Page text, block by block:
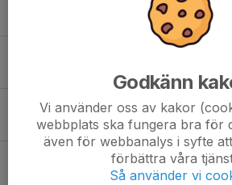
0
Melleruds IF - IF Haga
1 aug, 08:00 0
KOMMANDE FILMER PÅ
30 jul, 10:16 0
Godkänn
Vi använder oss av kakor
webbplats ska fungera bra för
även för webbanalys i syfte
förbättra våra
Så använder vi